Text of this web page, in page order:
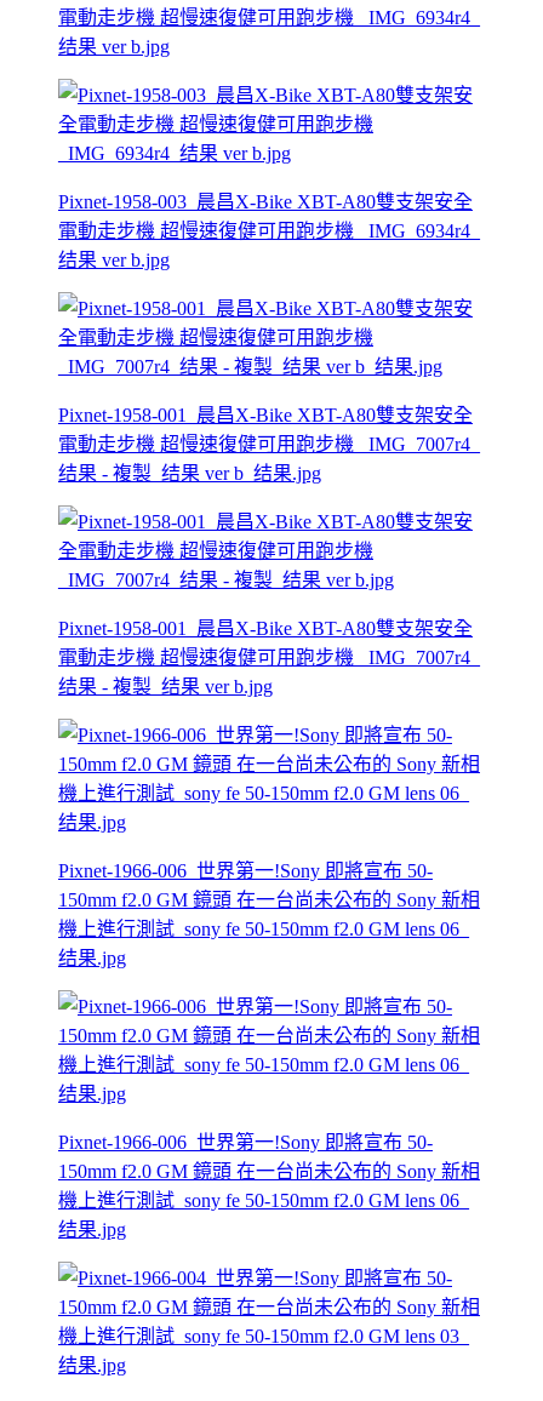
電動走步機 超慢速復健可用跑步機 _IMG_6934r4_
结果 ver b.jpg
Pixnet-1958-003_晨昌X-Bike XBT-A80雙支架安全
電動走步機 超慢速復健可用跑步機 _IMG_6934r4_
结果 ver b.jpg
Pixnet-1958-001_晨昌X-Bike XBT-A80雙支架安全
電動走步機 超慢速復健可用跑步機 _IMG_7007r4_
结果 - 複製_结果 ver b_结果.jpg
Pixnet-1958-001_晨昌X-Bike XBT-A80雙支架安全
電動走步機 超慢速復健可用跑步機 _IMG_7007r4_
结果 - 複製_结果 ver b.jpg
Pixnet-1966-006_世界第一!Sony 即將宣布 50-
150mm f2.0 GM 鏡頭 在一台尚未公布的 Sony 新相
機上進行測試_sony fe 50-150mm f2.0 GM lens 06_
结果.jpg
Pixnet-1966-006_世界第一!Sony 即將宣布 50-
150mm f2.0 GM 鏡頭 在一台尚未公布的 Sony 新相
機上進行測試_sony fe 50-150mm f2.0 GM lens 06_
结果.jpg